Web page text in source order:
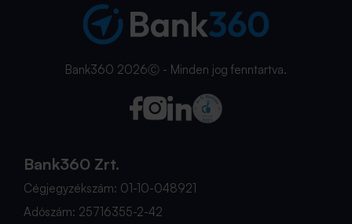
Bank360 2026Ⓒ - Minden jog fenntartva.
Bank360 Zrt.
Cégjegyzékszám: 01-10-048921
Adószám: 25716355-2-42